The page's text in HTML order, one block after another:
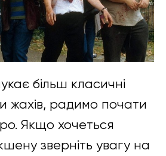
більш класичні
жахів, радимо почати
Якщо хочеться
зверніть увагу на